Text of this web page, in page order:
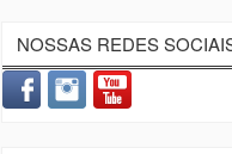
NOSSAS REDES